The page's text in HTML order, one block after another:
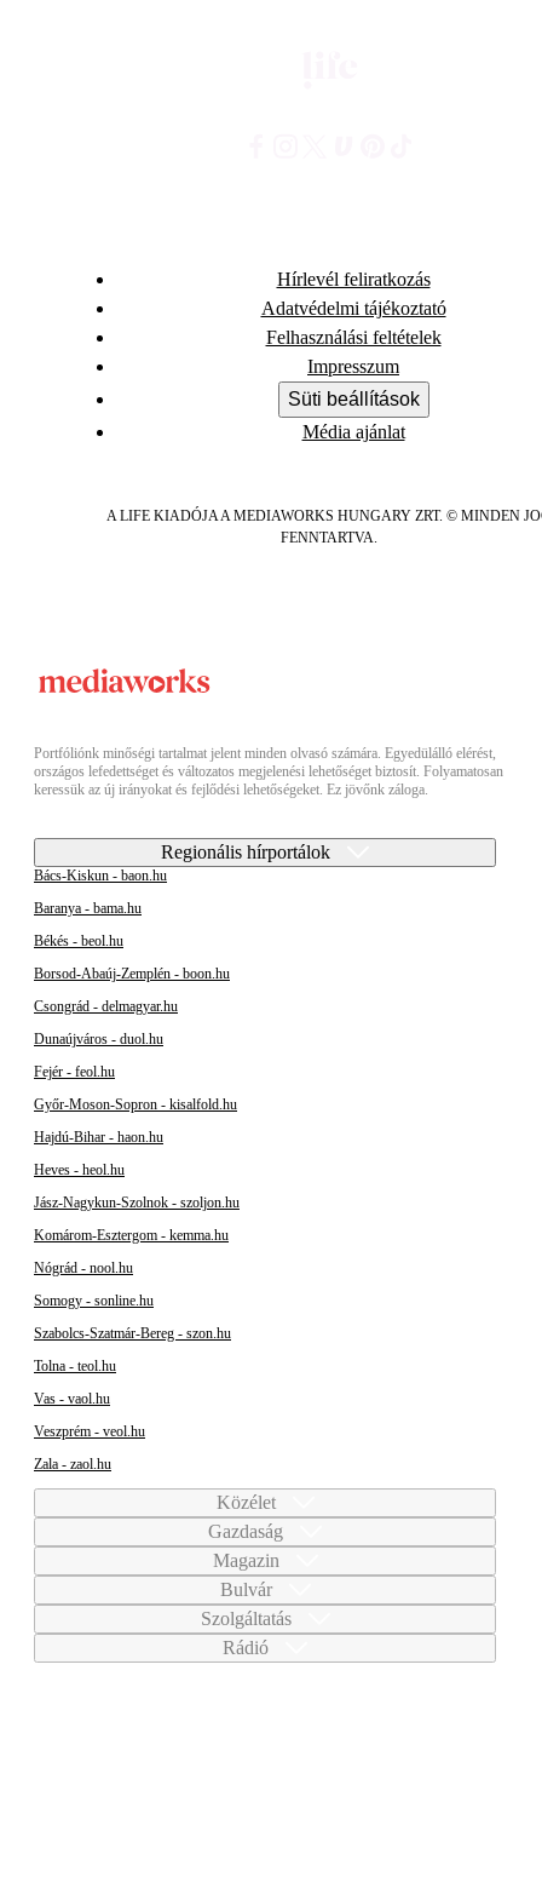
Hírlevél feliratkozás
Adatvédelmi tájékoztató
Felhasználási feltételek
Impresszum
Süti beállítások
Média ajánlat
A LIFE KIADÓJA A MEDIAWORKS HUNGARY ZRT. © MINDEN
FENNTARTVA.
Portfóliónk minőségi tartalmat jelent minden olvasó számára. Egyedülálló elérést,
országos lefedettséget és változatos megjelenési lehetőséget biztosít. Folyamatosan
keressük az új irányokat és fejlődési lehetőségeket. Ez jövőnk záloga.
Regionális hírportálok
Bács-Kiskun - baon.hu
Baranya - bama.hu
Békés - beol.hu
Borsod-Abaúj-Zemplén - boon.hu
Csongrád - delmagyar.hu
Dunaújváros - duol.hu
Fejér - feol.hu
Győr-Moson-Sopron - kisalfold.hu
Hajdú-Bihar - haon.hu
Heves - heol.hu
Jász-Nagykun-Szolnok - szoljon.hu
Komárom-Esztergom - kemma.hu
Nógrád - nool.hu
Somogy - sonline.hu
Szabolcs-Szatmár-Bereg - szon.hu
Tolna - teol.hu
Vas - vaol.hu
Veszprém - veol.hu
Zala - zaol.hu
Közélet
Gazdaság
Magazin
Bulvár
Szolgáltatás
Rádió